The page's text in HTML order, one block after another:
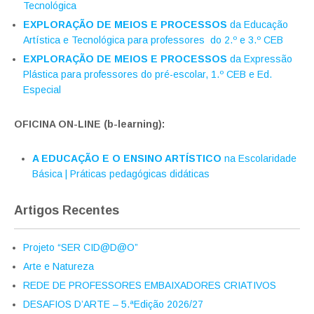
Tecnológica
EXPLORAÇÃO DE MEIOS E PROCESSOS da Educação
Artística e Tecnológica para professores do 2.º e 3.º CEB
EXPLORAÇÃO DE MEIOS E PROCESSOS da Expressão
Plástica para professores do pré-escolar, 1.º CEB e Ed.
Especial
OFICINA ON-LINE (b-learning):
A EDUCAÇÃO E O ENSINO ARTÍSTICO na Escolaridade
Básica | Práticas pedagógicas didáticas
Artigos Recentes
Projeto “SER CID@D@O”
Arte e Natureza
REDE DE PROFESSORES EMBAIXADORES CRIATIVOS
DESAFIOS D’ARTE – 5.ªEdição 2026/27